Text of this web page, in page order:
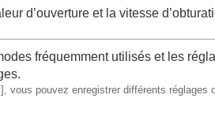
d’ouverture et la vitesse
fréquemment utilisés et les
, vous pouvez enregistrer différents réglages